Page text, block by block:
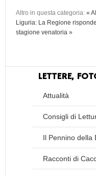
Altro in questa categoria: «
Liguria: La Regione
stagione venatoria »
LETTERE,
Attualità
Consigli di
Il Pennino della
Racconti di